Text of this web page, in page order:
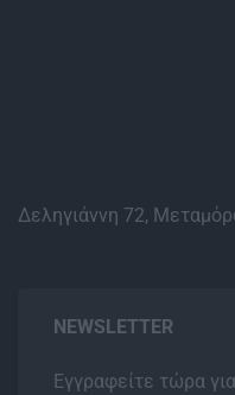
Δεληγιάννη 72,
NEWSLETTER
Εγγραφείτε τώρα